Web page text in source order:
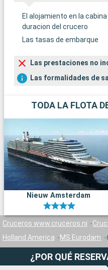
El alojamiento en la
duracion del crucero
Las tasas de embarque
Las prestaciones no
Las formalidades de
TODA LA FLOTA
Nieuw Amsterdam
Cruceros www.cruceros.ni
Holland America
MS Eurodam
¿POR QUÉ